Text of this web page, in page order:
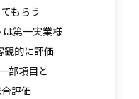
もらう
第一実業様
観的に評価
部項目と
価